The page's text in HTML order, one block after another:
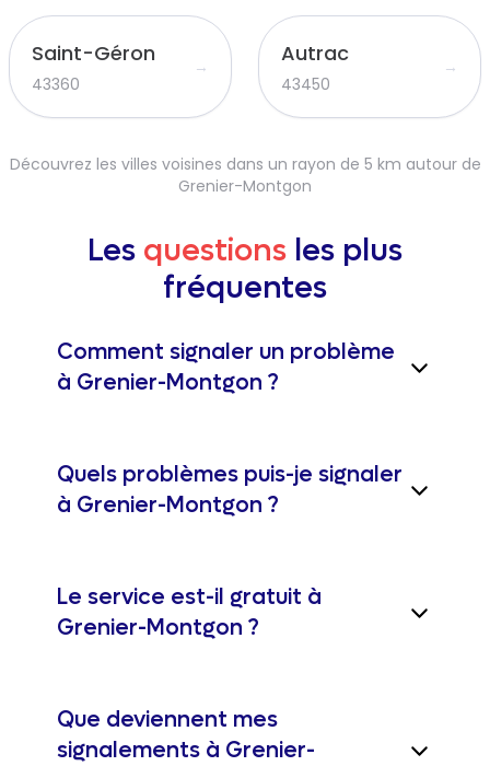
Saint-Géron
43360
→ Autrac
43450
→
Découvrez les villes voisines dans un rayon de 5 km autour de
Grenier-Montgon
Les questions les plus
fréquentes
Comment signaler un problème
à Grenier-Montgon ?
Quels problèmes puis-je signaler
à Grenier-Montgon ?
Le service est-il gratuit à
Grenier-Montgon ?
Que deviennent mes
signalements à Grenier-